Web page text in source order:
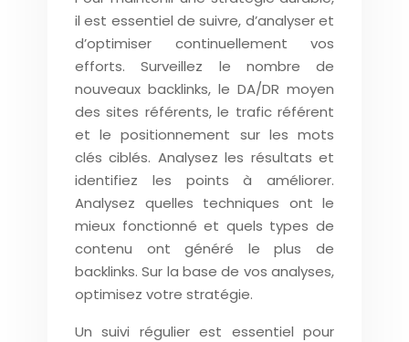
il est essentiel de suivre, d’analyser et
d’optimiser continuellement vos
efforts. Surveillez le nombre de
nouveaux backlinks, le DA/DR moyen
des sites référents, le trafic référent
et le positionnement sur les mots
clés ciblés. Analysez les résultats et
identifiez les points à améliorer.
Analysez quelles techniques ont le
mieux fonctionné et quels types de
contenu ont généré le plus de
backlinks. Sur la base de vos analyses,
optimisez votre stratégie.
Un suivi régulier est essentiel pour